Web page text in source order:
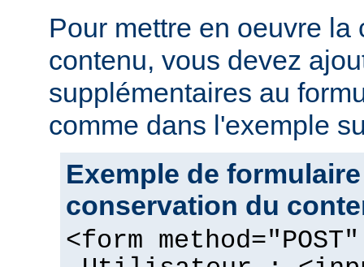
Pour mettre en oeuvre la
contenu, vous devez
supplémentaires au
comme dans l'exemple
Exemple de
conservation du
<form